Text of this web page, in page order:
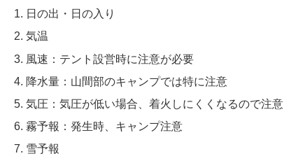
日の出・日の入り
気温
風速：テント設営時に注意が必要
降水量：山間部のキャンプでは特に注意
気圧：気圧が低い場合、着火しにくくなるので注意
霧予報：発生時、キャンプ注意
雪予報